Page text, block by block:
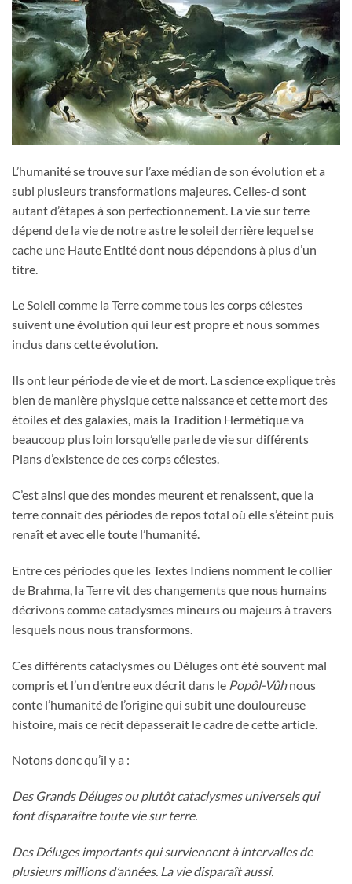
L’humanité se trouve sur l’axe médian de son évolution et a
subi plusieurs transformations majeures. Celles-ci sont
autant d’étapes à son perfectionnement. La vie sur terre
dépend de la vie de notre astre le soleil derrière lequel se
cache une Haute Entité dont nous dépendons à plus d’un
titre.
Le Soleil comme la Terre comme tous les corps célestes
suivent une évolution qui leur est propre et nous sommes
inclus dans cette évolution.
Ils ont leur période de vie et de mort. La science explique très
bien de manière physique cette naissance et cette mort des
étoiles et des galaxies, mais la Tradition Hermétique va
beaucoup plus loin lorsqu’elle parle de vie sur différents
Plans d’existence de ces corps célestes.
C’est ainsi que des mondes meurent et renaissent, que la
terre connaît des périodes de repos total où elle s’éteint puis
renaît et avec elle toute l’humanité.
Entre ces périodes que les Textes Indiens nomment le collier
de Brahma, la Terre vit des changements que nous humains
décrivons comme cataclysmes mineurs ou majeurs à travers
lesquels nous nous transformons.
Ces différents cataclysmes ou Déluges ont été souvent mal
compris et l’un d’entre eux décrit dans le Popôl-Vûhnous
conte l’humanité de l’origine qui subit une douloureuse
histoire, mais ce récit dépasserait le cadre de cette article.
Notons donc qu’il y a :
Des Grands Déluges ou plutôt cataclysmes universels qui
font disparaître toute vie sur terre.
Des Déluges importants qui surviennent à intervalles de
plusieurs millions d’années. La vie disparaît aussi.